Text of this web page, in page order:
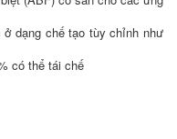
dạng chế tạo tùy chỉnh như
có thể tái chế